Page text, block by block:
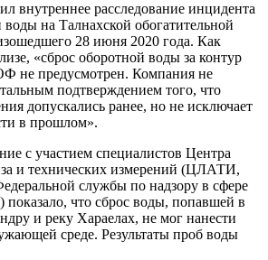
внутреннее расследование инцидента
на Талнахской обогатительной
28 июня 2020 года. Как
«сброс оборотной воды за контур
не предусмотрен. Компания не
подтверждением того, что
допускались ранее, но не исключает
в прошлом».
с участием специалистов Центра
и технических измерений (ЦЛАТИ,
службы по надзору в сфере
показало, что сброс воды, попавшей в
и реку Хараелах, не мог нанести
среде. Результаты проб воды